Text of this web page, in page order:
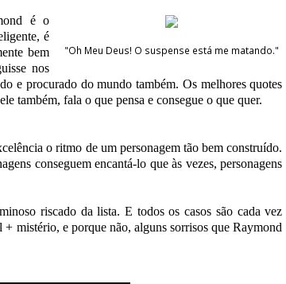
"Oh Meu Deus! O suspense está me matando."
é o
é
bem
nos
e procurado do mundo também. Os melhores quotes
também, fala o que pensa e consegue o que quer.
o ritmo de um personagem tão bem construído.
conseguem encantá-lo que às vezes, personagens
riscado da lista. E todos os casos são cada vez
mistério, e porque não, alguns sorrisos que Raymond